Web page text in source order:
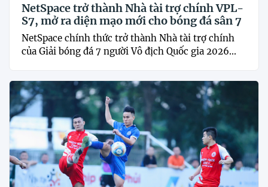
NetSpace trở thành Nhà tài trợ chính VPL-
S7, mở ra diện mạo mới cho bóng đá sân 7
NetSpace chính thức trở thành Nhà tài trợ chính
của Giải bóng đá 7 người Vô địch Quốc gia 2026...